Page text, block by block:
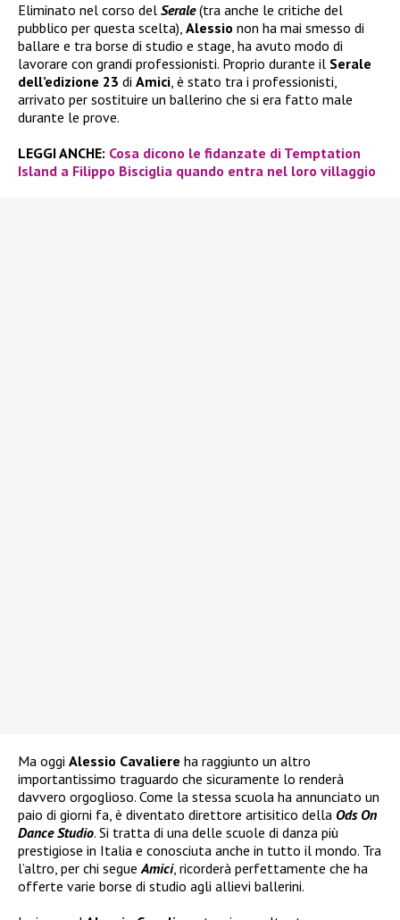
Eliminato nel corso del Serale(tra anche le critiche del
pubblico per questa scelta), Alessio non ha mai smesso di
ballare e tra borse di studio e stage, ha avuto modo di
lavorare con grandi professionisti. Proprio durante il Serale
dell’edizione 23 di Amici, è stato tra i professionisti,
arrivato per sostituire un ballerino che si era fatto male
durante le prove.
LEGGI ANCHE: Cosa dicono le fidanzate di Temptation
Island a Filippo Bisciglia quando entra nel loro villaggio
Ma oggi Alessio Cavaliere ha raggiunto un altro
importantissimo traguardo che sicuramente lo renderà
davvero orgoglioso. Come la stessa scuola ha annunciato un
paio di giorni fa, è diventato direttore artisitico della Ods On
Dance Studio. Si tratta di una delle scuole di danza più
prestigiose in Italia e conosciuta anche in tutto il mondo. Tra
l’altro, per chi segueAmici, ricorderà perfettamente che ha
offerte varie borse di studio agli allievi ballerini.